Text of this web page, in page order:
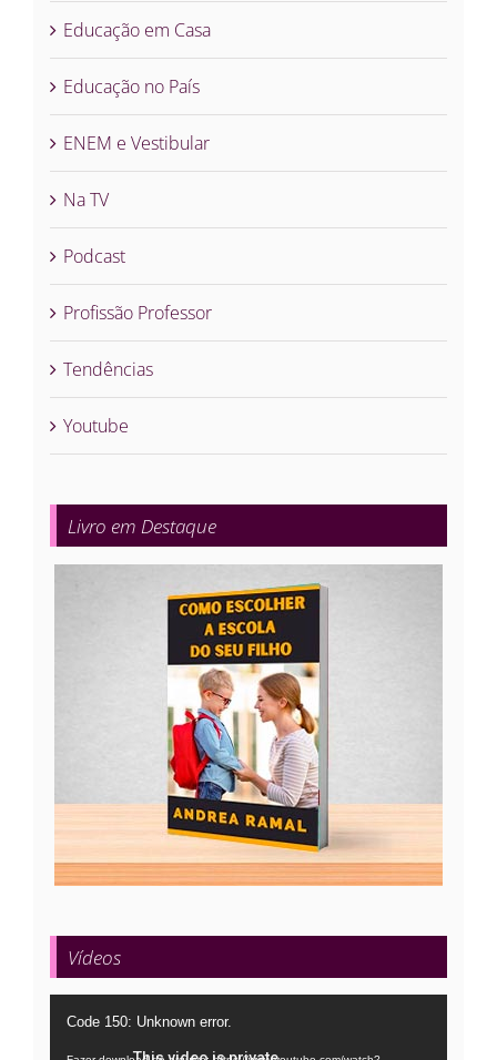
Educação em Casa
Educação no País
ENEM e Vestibular
Na TV
Podcast
Profissão Professor
Tendências
Youtube
Livro em Destaque
Vídeos
Tocador
Code 150: Unknown error.